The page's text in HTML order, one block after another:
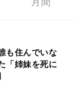
も住んでいな
「姉妹を死に